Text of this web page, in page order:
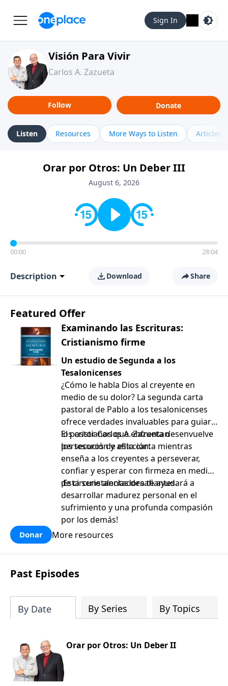
Sign In
Visión Para Vivir
Carlos A. Zazueta
Follow Donate
Listen Resources More Ways to Listen Articles
Orar por Otros: Un Deber III
August 6, 2026
00:00 28:04
Description Download Share
Featured Offer
Examinando las Escrituras:
Cristianismo firme
Un estudio de Segunda a los
Tesalonicenses
¿Cómo le habla Dios al creyente en
medio de su dolor? La segunda carta
pastoral de Pablo a los tesalonicenses
ofrece verdades invaluables para guiar a
los cristianos que enfrentan
persecución y aflicción.
El pastor Carlos A. Zazueta desenvuelve
los tesoros de esta carta mientras
enseña a los creyentes a perseverar,
confiar y esperar con firmeza en medio
de circunstancias desafiantes.
¡Esta serie alentadora te ayudará a
desarrollar madurez personal en el
sufrimiento y una profunda compasión
por los demás!
Donar More resources
Past Episodes
By Date By Series By Topics
Orar por Otros: Un Deber II